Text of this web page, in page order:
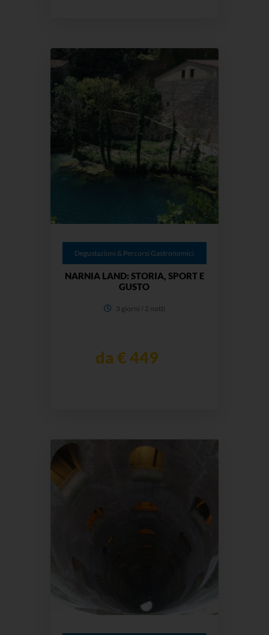
Degustazioni & Percorsi Gastronomici
NARNIA LAND: STORIA, SPORT E
GUSTO
3 giorni / 2 notti
da € 449